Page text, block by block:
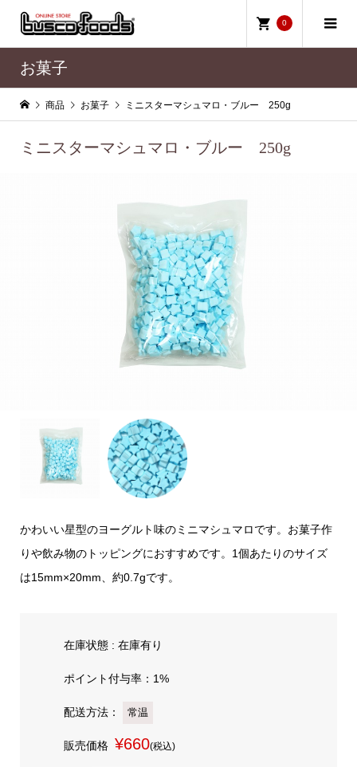
0
お菓子
商品 お菓子 ミニスターマシュマロ・ブルー 250g
ミニスターマシュマロ・ブルー 250g
かわいい星型のヨーグルト味のミニマシュマロです。お菓子作
りや飲み物のトッピングにおすすめです。1個あたりのサイズ
は15mm×20mm、約0.7gです。
在庫状態 : 在庫有り
ポイント付与率：1%
配送方法： 常温
販売価格 ¥660(税込)